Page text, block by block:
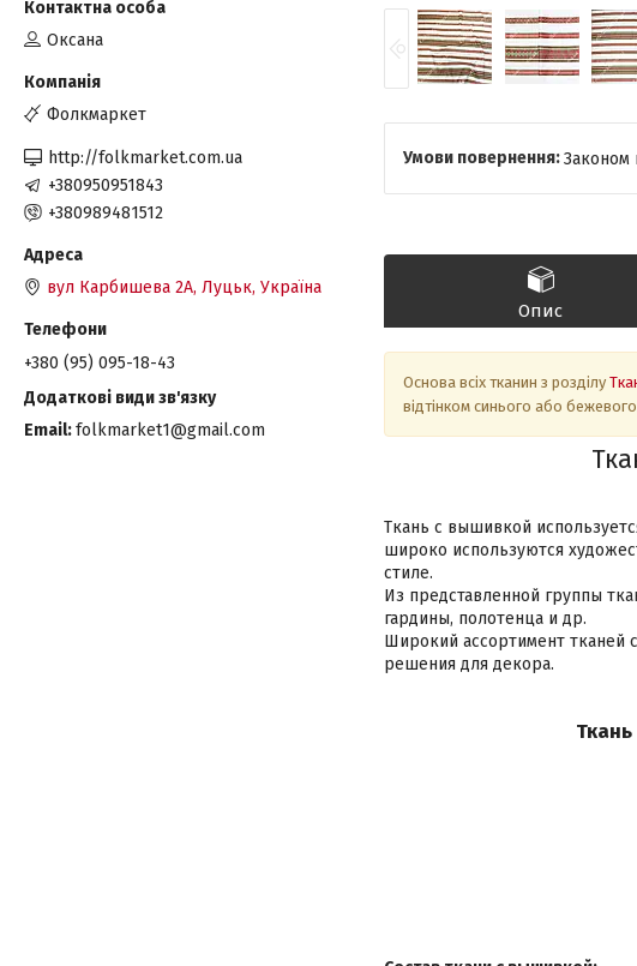
Законом
Опис
Основа всіх тканин з розділу
відтінком синього або
Ткань с вышивкой
широко используются
стиле.
Из представленной группы
гардины, полотенца и др.
Широкий ассортимент тканей
решения для декора.
Оксана
Фолкмаркет
http://folkmarket.com.ua
+380950951843
+380989481512
вул Карбишева 2А, Луцьк, Україна
+380 (95) 095-18-43
Email folkmarket1@gmail.com